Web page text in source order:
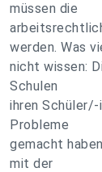
müssen die
werden. Was
nicht wissen:
Schulen
ihren
Probleme
gemacht
mit der